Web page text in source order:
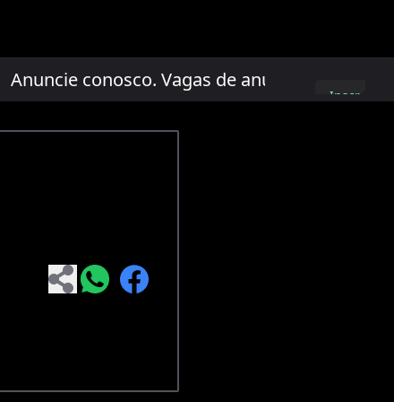
conosco. Vagas de anúncio limitadas!
Inscreva-